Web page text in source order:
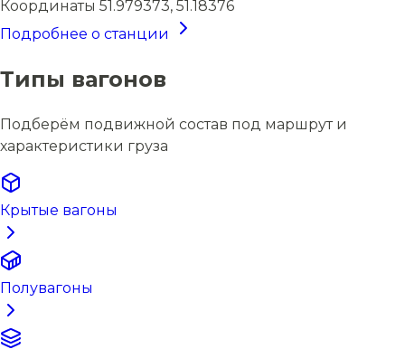
Координаты 51.979373, 51.18376
Подробнее о станции
Типы вагонов
Подберём подвижной состав под маршрут и
характеристики груза
Крытые вагоны
Полувагоны